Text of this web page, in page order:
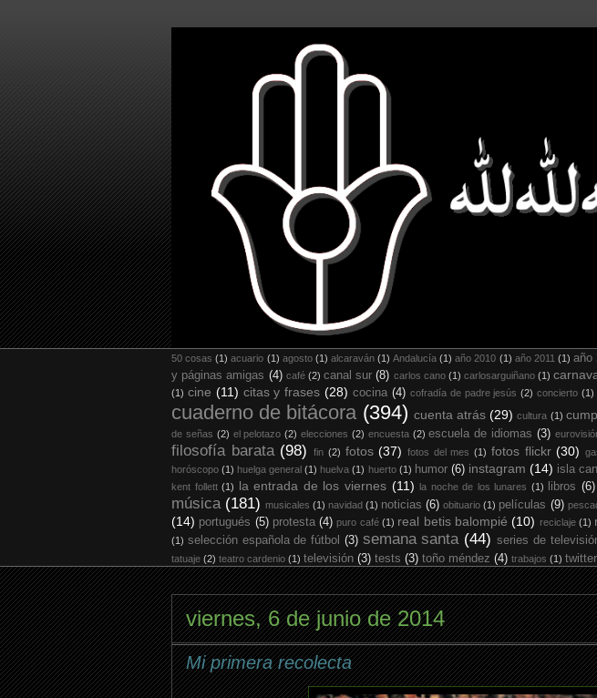
50 cosas (1) acuario (1) agosto (1) alcaraván (1) Andalucía (1) año 2010 (1) año 2011 (1) año
y páginas amigas (4) café (2) canal sur (8) carlos cano (1) carlosarguiñano (1)
(1) cine (11) citas y frases (28) cocina (4) cofradía de padre jesús (2) concierto (1)
cuaderno de bitácora (394) cuenta atrás (29) cultura (1)
de señas (2) el pelotazo (2) elecciones (2) encuesta (2) escuela de idiomas (3)
filosofía barata (98) fin (2) fotos (37) fotos del mes (1) fotos flickr (30)
horóscopo (1) huelga general (1) huelva (1) huerto (1) humor (6) instagram (14) isla
kent follett (1) la entrada de los viernes (11) la noche de los lunares (1) libros (6)
música (181) musicales (1) navidad (1) noticias (6) obituario (1) películas (9)
(14) portugués (5) protesta (4) puro café (1) real betis balompié (10) reciclaje (1)
(1) selección española de fútbol (3) semana santa (44) series de
tatuaje (2) teatro cardenio (1) televisión (3) tests (3) toño méndez (4) trabajos (1) twitter
viernes, 6 de junio de 2014
Mi primera recolecta